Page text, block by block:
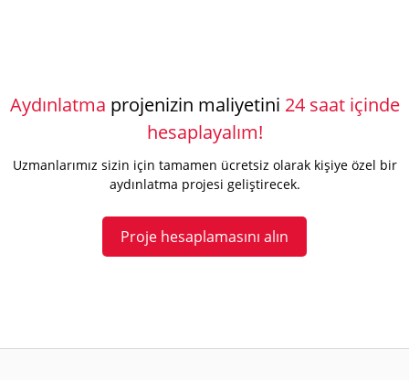
Aydınlatma projenizin maliyetini 24 saat içinde
hesaplayalım!
Uzmanlarımız sizin için tamamen ücretsiz olarak kişiye özel bir
aydınlatma projesi geliştirecek.
Proje hesaplamasını alın